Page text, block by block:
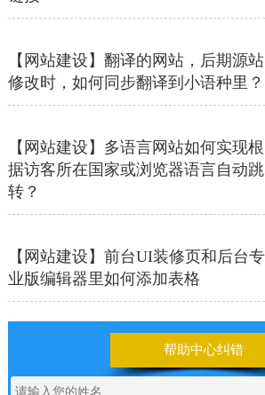
【网站建设】翻译的网站，后期源站
修改时，如何同步翻译到小语种里？
【网站建设】多语言网站如何实现根
据访客所在国家或浏览器语言自动跳
转？
【网站建设】前台UI装修页和后台专
业版编辑器里如何添加表格
【网站建设】表单管理
帮助中心纠错